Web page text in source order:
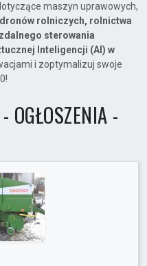
maszyn uprawowych,
dronów rolniczych, rolnictwa
sterowania
Inteligencji (AI) w
i zoptymalizuj swoje
OGŁOSZENIA -